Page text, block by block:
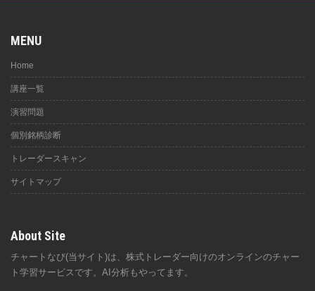
MENU
Home
講座一覧
演習問題
個別銘柄診断
トレーダースキャン
サイトマップ
About Site
チャートなび(当サイト)は、株式トレーダー向けのオンラインのチャー
ト学習サービスです。AI分析もやってます。